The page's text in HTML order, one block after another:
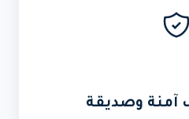
آمنة وصديقة